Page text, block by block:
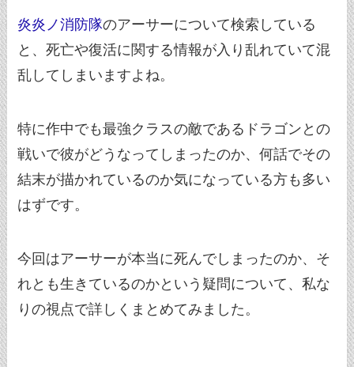
炎炎ノ消防隊のアーサーについて検索している
と、死亡や復活に関する情報が入り乱れていて混
乱してしまいますよね。
特に作中でも最強クラスの敵であるドラゴンとの
戦いで彼がどうなってしまったのか、何話でその
結末が描かれているのか気になっている方も多い
はずです。
今回はアーサーが本当に死んでしまったのか、そ
れとも生きているのかという疑問について、私な
りの視点で詳しくまとめてみました。